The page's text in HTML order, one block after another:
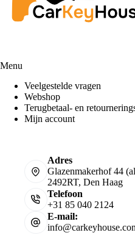
Menu
Veelgestelde vragen
Webshop
Terugbetaal- en
Mijn account
Adres
Glazenmakerhof 44
2492RT, Den Haag
Telefoon
+31 85 040 2124
E-mail: